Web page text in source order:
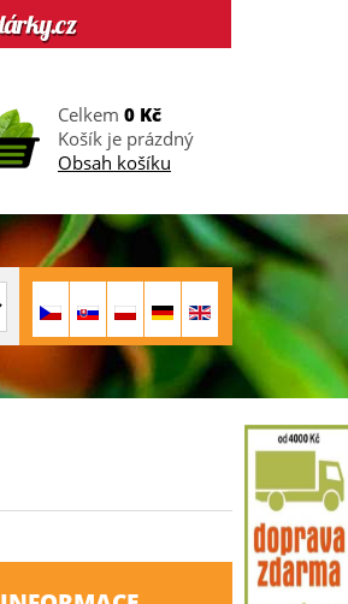
Celkem 0 Kč
Košík je prázdný
Obsah košíku